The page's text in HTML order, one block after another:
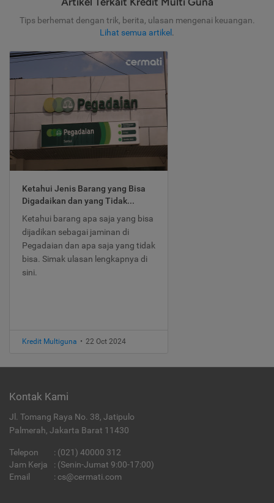
Tips berhemat dengan trik, berita, ulasan mengenai keuangan.
Lihat semua artikel .
Ketahui Jenis Barang yang Bisa
Digadaikan dan yang Tidak...
Ketahui barang apa saja yang bisa
dijadikan sebagai jaminan di
Pegadaian dan apa saja yang tidak
bisa. Simak ulasan lengkapnya di
sini.
Kredit Multiguna • 22 Oct 2024
Kontak Kami
Jl. Tomang Raya No. 38, Jatipulo
Palmerah, Jakarta Barat 11430
Telepon : (021) 40000 312
Jam Kerja
: (Senin-Jumat 9:00-17:00)
Email
: cs@cermati.com